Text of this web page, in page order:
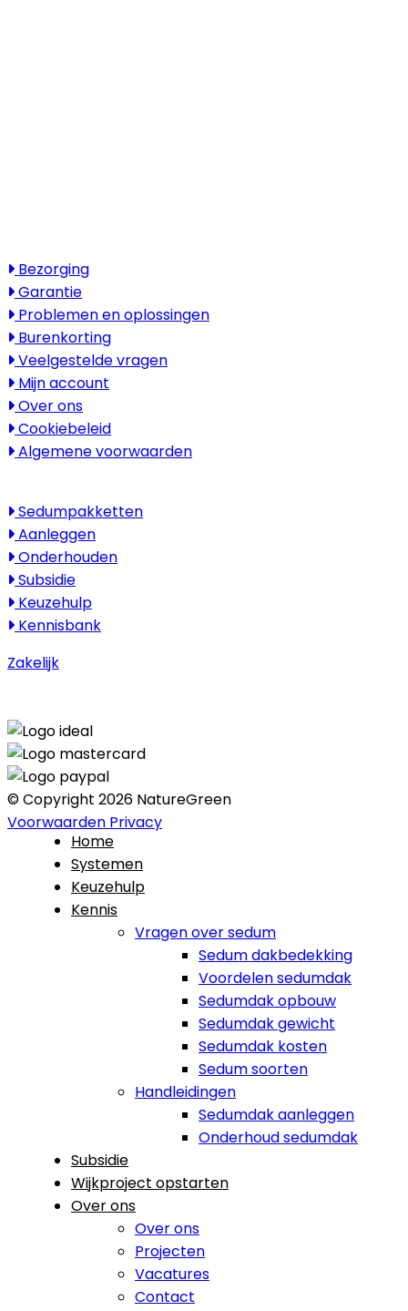
Bezorging
Garantie
Problemen en oplossingen
Burenkorting
Veelgestelde vragen
Mijn account
Over ons
Cookiebeleid
Algemene voorwaarden
Sedumpakketten
Aanleggen
Onderhouden
Subsidie
Keuzehulp
Kennisbank
Zakelijk
© Copyright 2026 NatureGreen
Voorwaarden Privacy
Home
Systemen
Keuzehulp
Kennis
Vragen over sedum
Sedum dakbedekking
Voordelen sedumdak
Sedumdak opbouw
Sedumdak gewicht
Sedumdak kosten
Sedum soorten
Handleidingen
Sedumdak aanleggen
Onderhoud sedumdak
Subsidie
Wijkproject opstarten
Over ons
Over ons
Projecten
Vacatures
Contact